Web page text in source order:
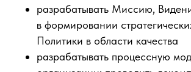
разрабатывать Миссию,
в формировании
Политики в области качества
разрабатывать процессную